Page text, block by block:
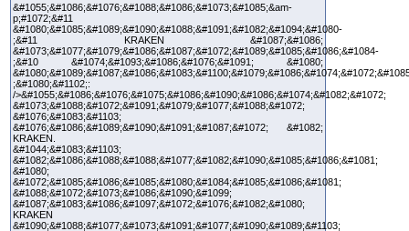
&#1055;&#1086;&#1076;&#1088;&#1086;&#1073;&#1085;&am-
p;#1072;&#11
&#1080;&#1085;&#1089;&#1090;&#1088;&#1091;&#1082;&#1094;&#1080-
;&#11 KRAKEN &#1087;&#1086;
&#1073;&#1077;&#1079;&#1086;&#1087;&#1072;&#1089;&#1085;&#1086;&#1084-
;&#10 &#1074;&#1093;&#1086;&#1076;&#1091; &#1080;
;&#1080;&#1102;:
/>&#1055;&#1086;&#1076;&#1075;&#1086;&#1090;&#1086;&#1074;&#1082;&#1072;
&#1073;&#1088;&#1072;&#1091;&#1079;&#1077;&#1088;&#1072;
&#1076;&#1083;&#1103;
&#1076;&#1086;&#1089;&#1090;&#1091;&#1087;&#1072; &#1082;
KRAKEN.
&#1044;&#1083;&#1103;
&#1082;&#1086;&#1088;&#1088;&#1077;&#1082;&#1090;&#1085;&#1086;&#1081;
&#1080;
&#1072;&#1085;&#1086;&#1085;&#1080;&#1084;&#1085;&#1086;&#1081;
&#1088;&#1072;&#1073;&#1086;&#1090;&#1099;
&#1087;&#1083;&#1086;&#1097;&#1072;&#1076;&#1082;&#1080;
KRAKEN
&#1090;&#1088;&#1077;&#1073;&#1091;&#1077;&#1090;&#1089;&#1103;